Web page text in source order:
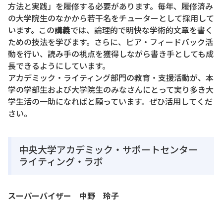
方法と実践」を履修する必要があります。毎年、履修済み
の大学院生のなかから若干名をチューターとして採用して
います。この講義では、論理的で明快な学術的文章を書く
ための技法を学びます。さらに、ピア・フィードバック活
動を行い、読み手の視点を獲得しながら書き手としても成
長できるようにしています。
アカデミック・ライティング部門の教育・支援活動が、本
学の学部生および大学院生のみなさんにとって実り多き大
学生活の一助になればと願っています。ぜひ活用してくだ
さい。
中央大学アカデミック・サポートセンター
ライティング・ラボ
スーパーバイザー 中野 玲子